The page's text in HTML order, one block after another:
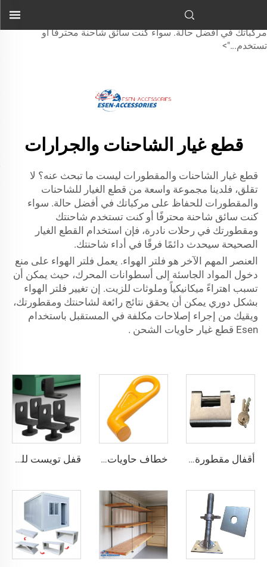
لأن لدينا مجموعة واسعة من قطع الشاحنات والجرورات للحفاظ على
مركباتك في أفضل حالة. سواء كنت سائق شاحنة محترفًا أو
تستخدم...">
قطع غيار الشاحنات والجرارات
قطع غيار الشاحنات والمقطورات ليست ما تبحث عنه؟ لا
تقلق، فلدينا مجموعة واسعة من قطع الغيار للشاحنات
والمقطورات للحفاظ على مركباتك في أفضل حالة. سواء
كنت سائق شاحنة محترفًا أو كنت تستخدم شاحنتك
ومقطورتك في رحلات نادرة، فإن استخدام القطع الغيار
الصحيحة سيحدث دائمًا فرقًا في أداء شاحنتك.
العنصر المهم الآخر هو فلتر الهواء. يعمل فلتر الهواء على منع
دخول المواد الجاسئة إلى أسطوانات المحرك، حيث يمكن أن
تسبب اهتراءً ميكانيكياً وملوثات للزيت. إن تغيير فلتر الهواء
بشكل دوري يمكن أن يحقق نتائج رائعة لشاحنتك ومقطورتك،
ويقيك من إجراء إصلاحات مكلفة في المستقبل باستخدام
Esen قطع غيار حاويات الشحن .
أقفال مقطورة حاويات الشحن البحري شديدة التحمل من Squire، أقفال أمان عالية الأمان، مقاس قفل للحاويات خطاف حاويات المصنع من النوع المستقيم الأيسر/الأيمن مصنوع من سبائك الفولاذ لرفع الحاويات قفل تويست للحاويات الشحنية ISO من الأسفل ومن الجانب & قفل زاوية لتثبيت البضائع